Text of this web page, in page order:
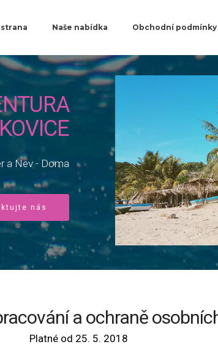
Naše nabídka Obchodní podmínky
a Nev - Doma
nás
a ochraně
Platné od 25. 5. 2018